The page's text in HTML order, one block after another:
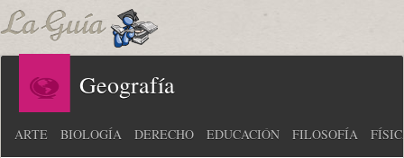
Geografía
ARTE BIOLOGÍA DERECHO EDUCACIÓN FILOSOFÍA